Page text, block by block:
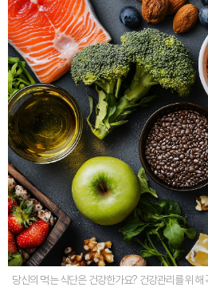
당신의 먹는 식단은 건강한가요? 건강관리를 위해